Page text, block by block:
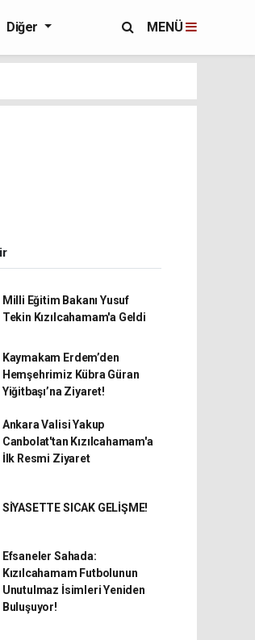
Diğer MENÜ
Milli Eğitim Bakanı Yusuf
Tekin Kızılcahamam'a Geldi
Kaymakam Erdem’den
Hemşehrimiz Kübra Güran
Yiğitbaşı’na Ziyaret!
Ankara Valisi Yakup
Canbolat'tan Kızılcahamam'a
İlk Resmi Ziyaret
SİYASETTE SICAK GELİŞME!
Efsaneler Sahada:
Kızılcahamam Futbolunun
Unutulmaz İsimleri Yeniden
Buluşuyor!